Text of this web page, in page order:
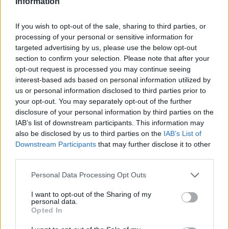
If you wish to opt-out of the sale, sharing to third parties, or
processing of your personal or sensitive information for
targeted advertising by us, please use the below opt-out
section to confirm your selection. Please note that after your
opt-out request is processed you may continue seeing
interest-based ads based on personal information utilized by
us or personal information disclosed to third parties prior to
your opt-out. You may separately opt-out of the further
disclosure of your personal information by third parties on the
IAB’s list of downstream participants. This information may
also be disclosed by us to third parties on the IAB’s List of
Downstream Participants that may further disclose it to other
Personal Data Processing Opt Outs
I want to opt-out of the Sharing of my
personal data.
Opted In
Adelia Brigo
adelia.brigo@varesenews.it
26 Maggio 2026 -
15:33
Vota
ADV